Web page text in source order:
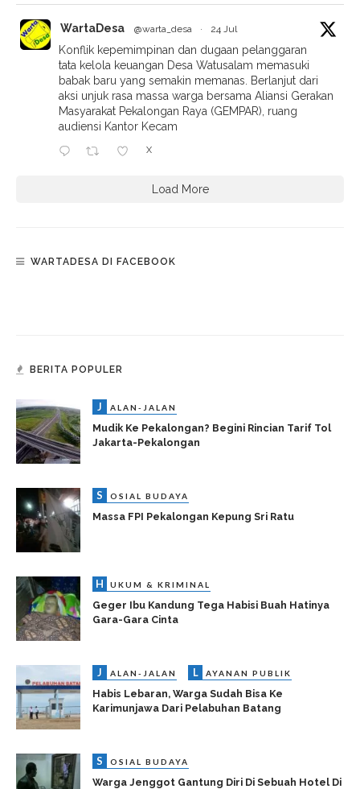
WartaDesa @warta_desa · 24 Jul
Konflik kepemimpinan dan dugaan pelanggaran
tata kelola keuangan Desa Watusalam memasuki
babak baru yang semakin memanas. Berlanjut dari
aksi unjuk rasa massa warga bersama Aliansi Gerakan
Masyarakat Pekalongan Raya (GEMPAR), ruang
audiensi Kantor Kecam
X
Load More
WARTADESA DI FACEBOOK
BERITA POPULER
J ALAN-JALAN
Mudik Ke Pekalongan? Begini Rincian Tarif Tol
Jakarta-Pekalongan
S OSIAL BUDAYA
Massa FPI Pekalongan Kepung Sri Ratu
H UKUM & KRIMINAL
Geger Ibu Kandung Tega Habisi Buah Hatinya
Gara-Gara Cinta
J ALAN-JALAN L AYANAN PUBLIK
Habis Lebaran, Warga Sudah Bisa Ke
Karimunjawa Dari Pelabuhan Batang
S OSIAL BUDAYA
Warga Jenggot Gantung Diri Di Sebuah Hotel Di